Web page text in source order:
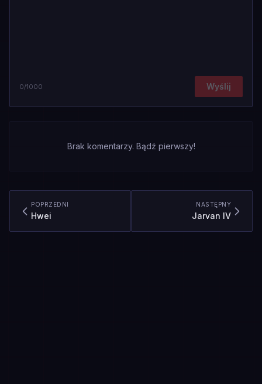
0/1000 Wyślij
Brak komentarzy. Bądź pierwszy!
POPRZEDNI
Hwei
NASTĘPNY
Jarvan IV